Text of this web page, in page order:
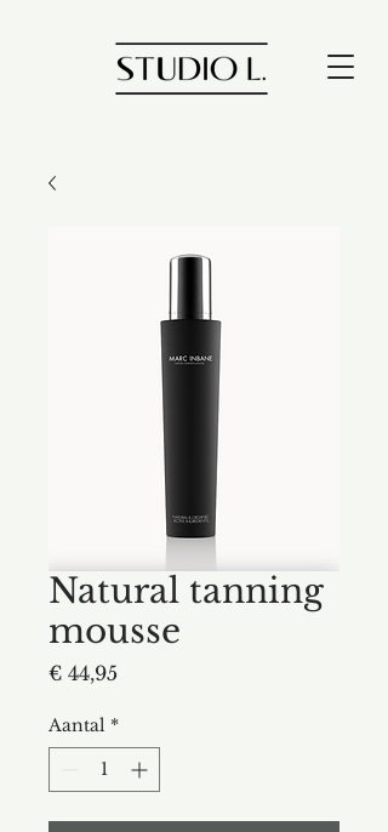
Natural tanning
mousse
€ 44,95Prijs
Aantal *